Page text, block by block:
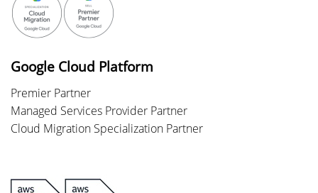
Google Cloud Platform
Premier Partner
Managed Services Provider Partner
Cloud Migration Specialization Partner